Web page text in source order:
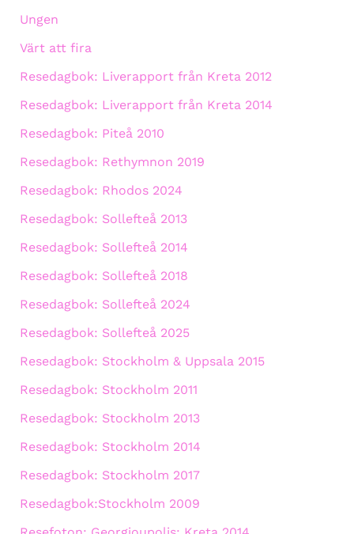
Ungen
Värt att fira
Resedagbok: Liverapport från Kreta 2012
Resedagbok: Liverapport från Kreta 2014
Resedagbok: Piteå 2010
Resedagbok: Rethymnon 2019
Resedagbok: Rhodos 2024
Resedagbok: Sollefteå 2013
Resedagbok: Sollefteå 2014
Resedagbok: Sollefteå 2018
Resedagbok: Sollefteå 2024
Resedagbok: Sollefteå 2025
Resedagbok: Stockholm & Uppsala 2015
Resedagbok: Stockholm 2011
Resedagbok: Stockholm 2013
Resedagbok: Stockholm 2014
Resedagbok: Stockholm 2017
Resedagbok:Stockholm 2009